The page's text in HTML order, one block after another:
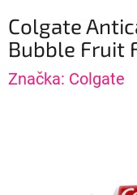
Colgate
Bubble Fruit
Značka: Colgate